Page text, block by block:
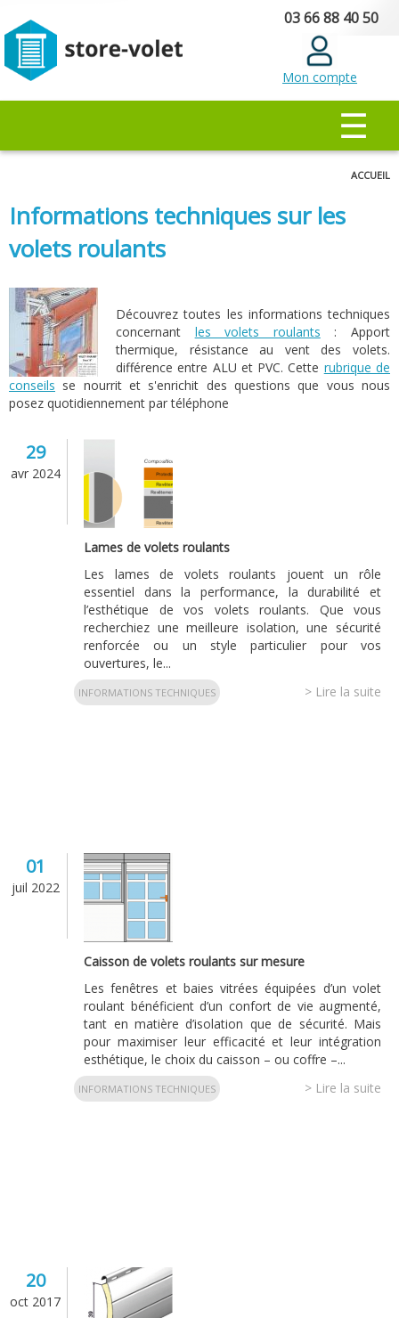
principal
03 66 88 40 50
Mon compte
☰
Vous êtes ici
ACCUEIL
Informations techniques sur les
volets roulants
Découvrez toutes les informations techniques
concernant les volets roulants : Apport
thermique, résistance au vent des volets.
différence entre ALU et PVC. Cette rubrique de
conseils se nourrit et s'enrichit des questions que vous nous
posez quotidiennement par téléphone
29
avr 2024
Lames de volets roulants
Les lames de volets roulants jouent un rôle
essentiel dans la performance, la durabilité et
l’esthétique de vos volets roulants. Que vous
recherchiez une meilleure isolation, une sécurité
renforcée ou un style particulier pour vos
ouvertures, le...
> Lire la suite
INFORMATIONS TECHNIQUES
01
juil 2022
Caisson de volets roulants sur mesure
Les fenêtres et baies vitrées équipées d’un volet
roulant bénéficient d’un confort de vie augmenté,
tant en matière d’isolation que de sécurité. Mais
pour maximiser leur efficacité et leur intégration
esthétique, le choix du caisson – ou coffre –...
> Lire la suite
INFORMATIONS TECHNIQUES
20
oct 2017